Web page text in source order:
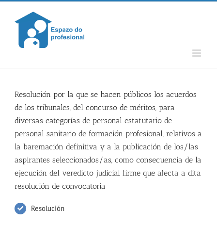
Skip
content
Resolución por la que se hacen públicos los acuerdos
de los tribunales, del concurso de méritos, para
diversas categorías de personal estatutario de
personal sanitario de formación profesional, relativos a
la baremación definitiva y a la publicación de los/las
aspirantes seleccionados/as, como consecuencia de la
ejecución del veredicto judicial firme que afecta a dita
resolución de convocatoria
Resolución